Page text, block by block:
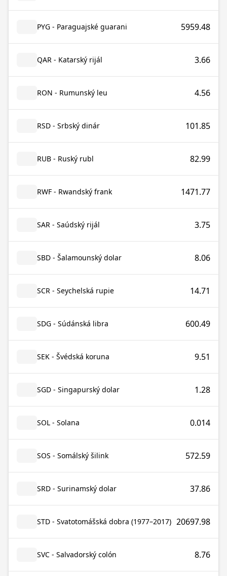
PYG - Paraguajské guarani 5959.48
QAR - Katarský rijál 3.66
RON - Rumunský leu 4.56
RSD - Srbský dinár 101.85
RUB - Ruský rubl 82.99
RWF - Rwandský frank 1471.77
SAR - Saúdský rijál 3.75
SBD - Šalamounský dolar 8.06
SCR - Seychelská rupie 14.71
SDG - Súdánská libra 600.49
SEK - Švédská koruna 9.51
SGD - Singapurský dolar 1.28
SOL - Solana 0.014
SOS - Somálský šilink 572.59
SRD - Surinamský dolar 37.86
STD - Svatotomášská dobra (1977–2017) 20697.98
SVC - Salvadorský colón 8.76